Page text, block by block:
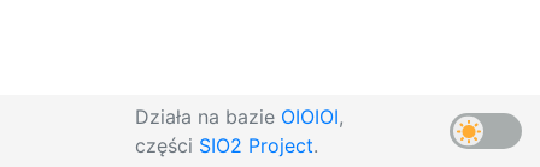
Działa na bazie OIOIOI,
części SIO2 Project.